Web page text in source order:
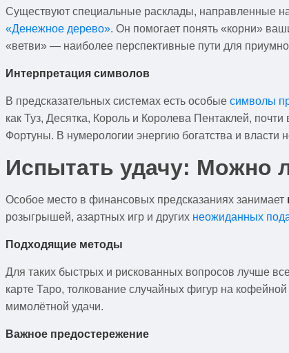
Существуют специальные расклады, направленные
«Денежное дерево». Он помогает понять «корни»
«ветви» — наиболее перспективные пути для
Интерпретация символов
В предсказательных системах есть особые символы
как Туз, Десятка, Король и Королева Пентаклей,
Фортуны. В нумерологии энергию богатства и власти
Испытать удачу: Можно
Особое место в финансовых предсказаниях занимает
розыгрышей, азартных игр и других неожиданных
Подходящие методы
Для таких быстрых и рискованных вопросов лучше
карте Таро, толкование случайных фигур на
мимолётной удачи.
Важное предостережение